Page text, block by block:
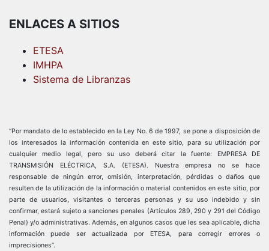
ENLACES A SITIOS
ETESA
IMHPA
Sistema de Libranzas
“Por mandato de lo establecido en la Ley No. 6 de 1997, se pone a disposición de
los interesados la información contenida en este sitio, para su utilización por
cualquier medio legal, pero su uso deberá citar la fuente: EMPRESA DE
TRANSMISIÓN ELÉCTRICA, S.A. (ETESA). Nuestra empresa no se hace
responsable de ningún error, omisión, interpretación, pérdidas o daños que
resulten de la utilización de la información o material contenidos en este sitio, por
parte de usuarios, visitantes o terceras personas y su uso indebido y sin
confirmar, estará sujeto a sanciones penales (Artículos 289, 290 y 291 del Código
Penal) y/o administrativas. Además, en algunos casos que les sea aplicable, dicha
información puede ser actualizada por ETESA, para corregir errores o
imprecisiones”.